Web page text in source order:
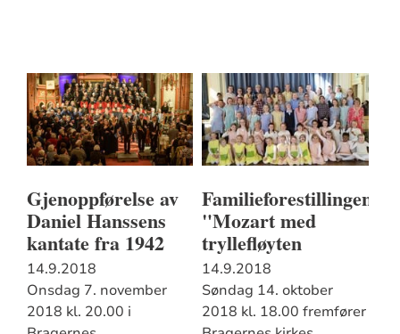
Gjenoppførelse av
Daniel Hanssens
kantate fra 1942
14.9.2018
Onsdag 7. november
2018 kl. 20.00 i
Familieforestillingen
"Mozart med
tryllefløyten
14.9.2018
Søndag 14. oktober
2018 kl. 18.00 fremfører